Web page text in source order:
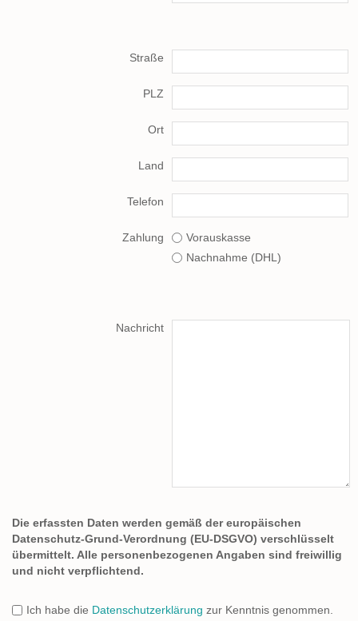
Straße
PLZ
Ort
Land
Telefon
Zahlung
Vorauskasse
Nachnahme (DHL)
Nachricht
Die erfassten Daten werden gemäß der europäischen
Datenschutz-Grund-Verordnung (EU-DSGVO) verschlüsselt
übermittelt. Alle personenbezogenen Angaben sind freiwillig
und nicht verpflichtend.
Ich habe die Datenschutzerklärung zur Kenntnis genommen.